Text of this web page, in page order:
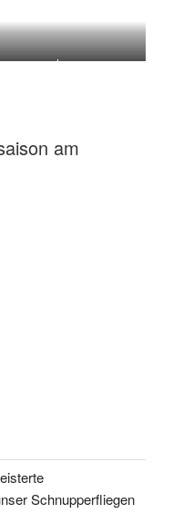
dav
am
Schnupperfliegen